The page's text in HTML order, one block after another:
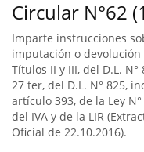
Circular N°62
Imparte instrucciones
imputación o
Títulos II y III, del D.L.
27 ter, del D.L. N° 825,
artículo 393, de la Ley
del IVA y de la LIR
Oficial de 22.10.2016).